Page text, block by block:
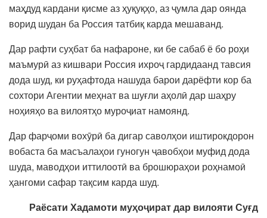
маҳдуд кардани қисме аз ҳуқуқҳо, аз ҷумла дар оянда
ворид шудан ба Россия татбиқ карда мешаванд.
Дар рафти суҳбат ба нафароне, ки бе сабаб ё бо роҳи
маъмурӣ аз кишвари Россия ихроҷ гардидаанд тавсия
дода шуд, ки руҳафтода нашуда барои дарёфти кор ба
сохтори Агентии меҳнат ва шуғли аҳолӣ дар шаҳру
ноҳияҳо ва вилоятҳо муроҷиат намоянд.
Дар фарҷоми вохӯрӣ ба дигар саволҳои иштирокдорон
вобаста ба масъалаҳои гуногун ҷавобҳои муфид дода
шуда, маводҳои иттилоотӣ ва брошюраҳои роҳнамоӣ
ҳангоми сафар тақсим карда шуд.
Раёсати Хадамоти муҳоҷират дар вилояти Суғд